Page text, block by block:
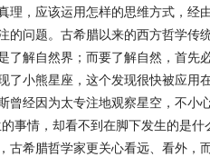
，应该运用怎样的思维方式，经
的问题。古希腊以来的西方哲学传
了解自然界；而要了解自然，首先
了小熊星座，这个发现很快被应用
曾经因为太专注地观察星空，不小
事情，却看不到在脚下发生的是
古希腊哲学家更关心看远、看外，